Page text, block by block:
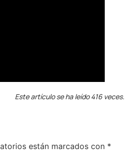
Este artículo se ha leído 416 veces.
están marcados con *